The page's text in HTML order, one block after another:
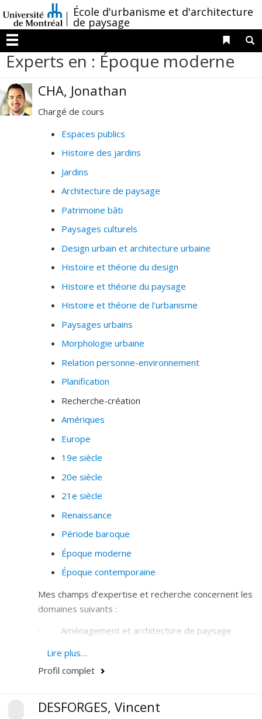
au
contenu
/École d'urbanisme et d'architecture
de paysage
Menu
Liens
Experts en : Époque moderne
CHA, Jonathan
Chargé de cours
Espaces publics
Histoire des jardins
Jardins
Architecture de paysage
Patrimoine bâti
Paysages culturels
Design urbain et architecture urbaine
Histoire et théorie du design
Histoire et théorie du paysage
Histoire et théorie de l'urbanisme
Paysages urbains
Morphologie urbaine
Relation personne-environnement
Planification
Recherche-création
Amériques
Europe
19e siècle
20e siècle
21e siècle
Renaissance
Période baroque
Époque moderne
Époque contemporaine
Mes champs d’expertise et recherche concernent les
domaines suivants :
· Aménagement et architecture de paysage
· Conservation et restauration des paysages
aménagés
· Espaces publics
Lire plus…
Profil complet
DESFORGES, Vincent